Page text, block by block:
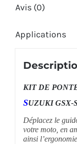
+25mm
Avis (0)
Applications
KIT DE
SUZUKI GSX-
Déplacez le
votre moto, en
ainsi